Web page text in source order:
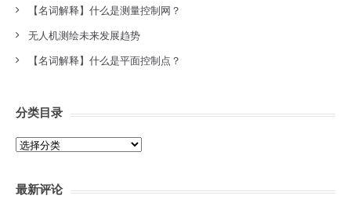
【名词解释】什么是测量控制网？
无人机测绘未来发展趋势
【名词解释】什么是平面控制点？
分类目录
分
录
最新评论